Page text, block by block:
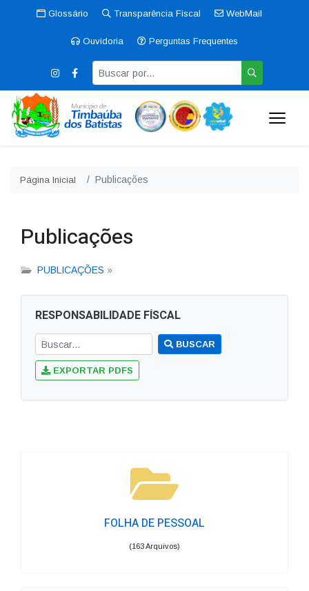
Glossário Transparência Fiscal WebMail
Ouvidoria Perguntas Frequentes
Página Inicial Publicações
Publicações
PUBLICAÇÕES »
RESPONSABILIDADE FÍSCAL
BUSCAR
EXPORTAR PDFS
FOLHA DE PESSOAL
(163 Arquivos)